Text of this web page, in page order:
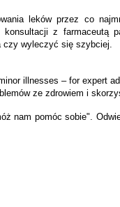
leków przez co
z farmaceutą
czy wyleczyć się szybciej.
illnesses – for expert
ze zdrowiem i
nam pomóc sobie".